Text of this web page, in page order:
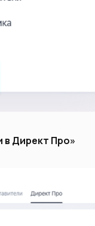
в Директ Про»